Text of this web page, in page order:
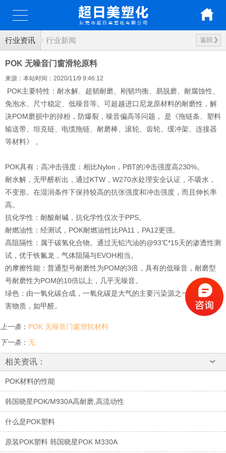
行业资讯 返回
行业新闻
POK 无噪音门窗滑轮原料
来源：本站时间：2020/11/9 9:46:12
POK主要特性：耐水解、超韧耐磨、刚韧均衡、易脱磨、耐腐蚀性、
免泡水、尺寸稳定、低噪音等。可超越进口尼龙原材料的耐磨性，解
决POM磨损中的掉粉，防爆裂，噪音偏高等问题， 是《拖链条、塑料
输送带、坦克链、电缆拖链、耐磨棒、滚轮、齿轮、缓冲架、连接器
等材料》 。
POK具有：高冲击强度：相比Nylon，PBT的冲击强度高230%。
耐水解，无甲醛析出，通过KTW，W270水处理安全认证，不吸水，
不变形。在湿润条件下保持较高的抗张强度和冲击强度，而且伸长率
高。
抗化学性：耐酸耐碱，抗化学性仅次于PPS。
耐燃油性：经测试，POK耐燃油性比PA11，PA12更强。
高阻隔性：属于碳氢化合物。通过无铅汽油的@93℃*15天的渗透性测
试，优于铁氟龙，气体阻隔与EVOH相当。
的摩擦性能：普通型号耐磨性为POM的3倍，具有的低噪音，耐磨型
号耐磨性为POM的10倍以上，几乎无噪音。
绿色：由一氧化碳合成，一氧化碳是大气的主要污染源之一；不含有
害物质，如甲醛。
上一条： POK 无噪音门窗滑轮材料
下一条： 无
相关资讯：
POK材料的性能
韩国晓星POK/M930A高耐磨,高流动性
什么是POK塑料
原装POK塑料 韩国晓星POK M330A